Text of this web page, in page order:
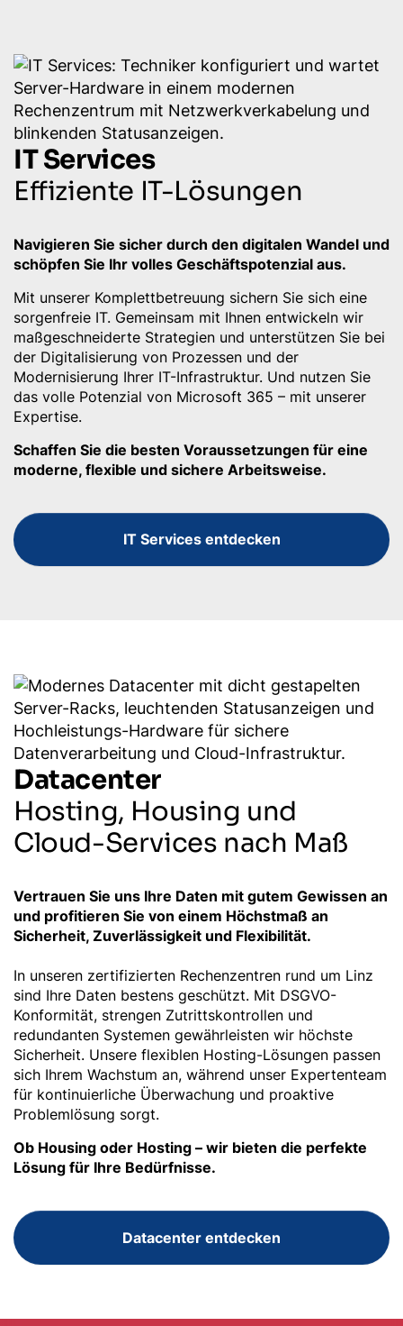
IT Services
Effiziente IT-Lösungen
Navigieren Sie sicher durch den digitalen Wandel und
schöpfen Sie Ihr volles Geschäftspotenzial aus.
Mit unserer Komplettbetreuung sichern Sie sich eine
sorgenfreie IT. Gemeinsam mit Ihnen entwickeln wir
maßgeschneiderte Strategien und unterstützen Sie bei
der Digitalisierung von Prozessen und der
Modernisierung Ihrer IT-Infrastruktur. Und nutzen Sie
das volle Potenzial von Microsoft 365 – mit unserer
Expertise.
Schaffen Sie die besten Voraussetzungen für eine
moderne, flexible und sichere Arbeitsweise.
IT Services entdecken
Datacenter
Hosting, Housing und
Cloud-Services nach Maß
Vertrauen Sie uns Ihre Daten mit gutem Gewissen an
und profitieren Sie von einem Höchstmaß an
Sicherheit, Zuverlässigkeit und Flexibilität.
In unseren zertifizierten Rechenzentren rund um Linz
sind Ihre Daten bestens geschützt. Mit DSGVO-
Konformität, strengen Zutrittskontrollen und
redundanten Systemen gewährleisten wir höchste
Sicherheit. Unsere flexiblen Hosting-Lösungen passen
sich Ihrem Wachstum an, während unser Expertenteam
für kontinuierliche Überwachung und proaktive
Problemlösung sorgt.
Ob Housing oder Hosting – wir bieten die perfekte
Lösung für Ihre Bedürfnisse.
Datacenter entdecken